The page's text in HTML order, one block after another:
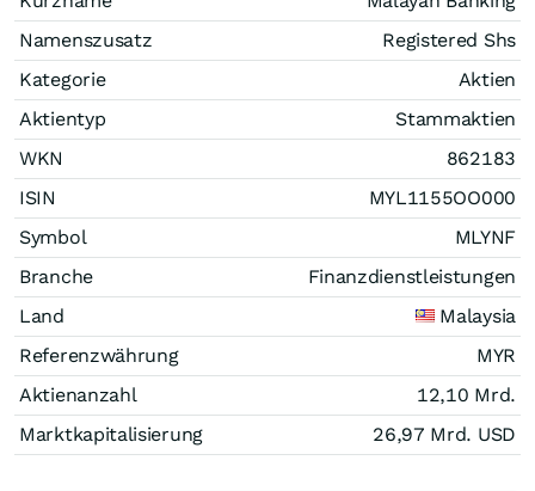
Namenszusatz
Registered Shs
Kategorie
Aktien
Aktientyp
Stammaktien
WKN
862183
ISIN
MYL1155OO000
Symbol
MLYNF
Branche
Finanzdienstleistungen
Land
Malaysia
Referenzwährung
MYR
Aktienanzahl
12,10 Mrd.
Marktkapitalisierung
26,97 Mrd. USD